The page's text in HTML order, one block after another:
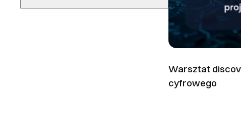
Warsztat
cyfrowego